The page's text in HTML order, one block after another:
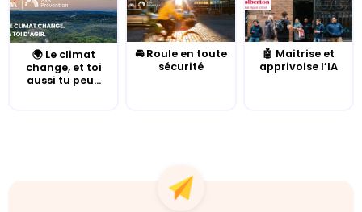
🌍 Le climat
change, et toi
aussi tu peu...
🚘 Roule en toute
sécurité
🤖 Maitrise et
apprivoise l’IA